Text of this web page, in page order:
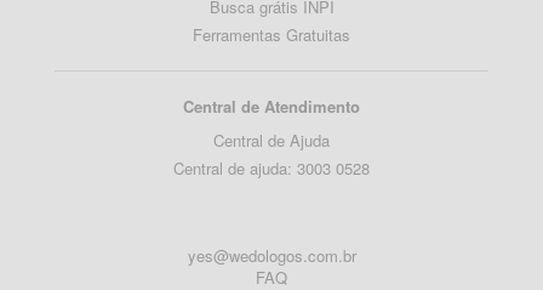
Busca grátis INPI
Ferramentas Gratuitas
Central de Atendimento
Central de Ajuda
Central de ajuda: 3003 0528
yes@wedologos.com.br
FAQ